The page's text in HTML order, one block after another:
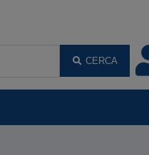
CERCA